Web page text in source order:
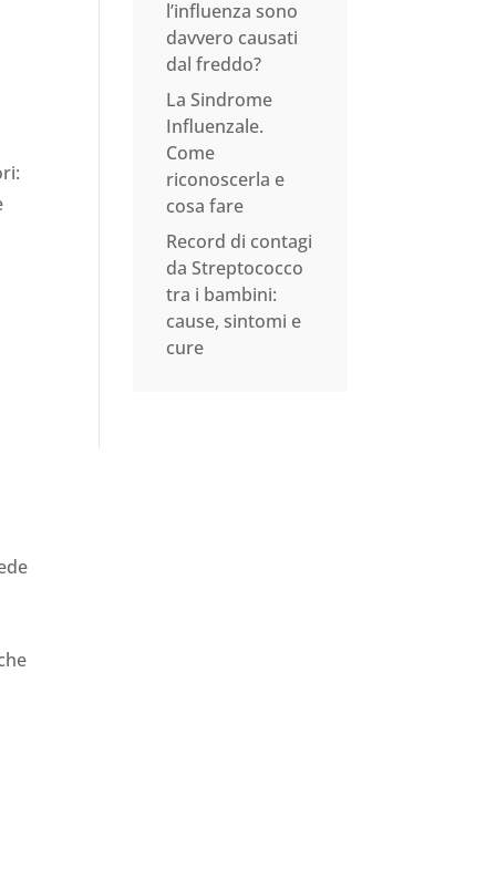
l’influenza sono
davvero causati
dal freddo?
La Sindrome
Influenzale.
Come
riconoscerla e
cosa fare
Record di contagi
da Streptococco
tra i bambini:
cause, sintomi e
cure